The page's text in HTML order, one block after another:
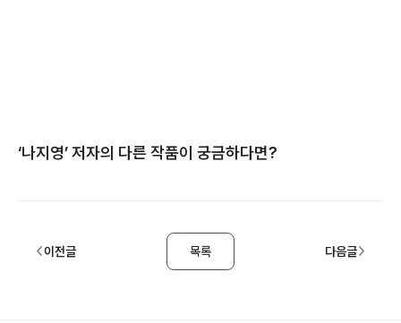
‘나지영’ 저자의 다른 작품이 궁금하다면?
이전글 목록 다음글